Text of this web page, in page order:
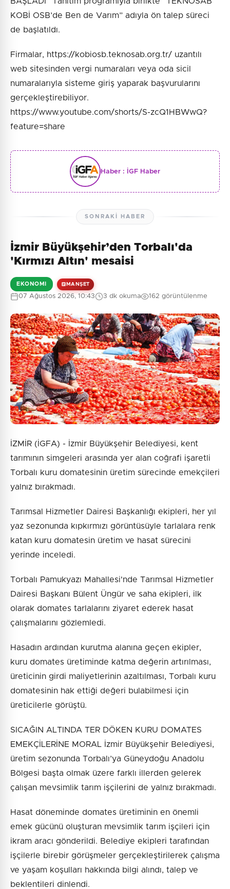
KOBİ OSB’de Ben de Varım” adıyla ön talep süreci
de başlatıldı.
Firmalar, https://kobiosb.teknosab.org.tr/ uzantılı
web sitesinden vergi numaraları veya oda sicil
numaralarıyla sisteme giriş yaparak başvurularını
gerçekleştirebiliyor.
https://www.youtube.com/shorts/S-zcQ1HBWwQ?
feature=share
Haber : İGF Haber
SONRAKI HABER
İzmir Büyükşehir’den Torbalı'da
'Kırmızı Altın' mesaisi
EKONOMI MANŞET
07 Ağustos 2026, 10:43 3 dk okuma 162 görüntülenme
İZMİR (İGFA) - İzmir Büyükşehir Belediyesi, kent
tarımının simgeleri arasında yer alan coğrafi işaretli
Torbalı kuru domatesinin üretim sürecinde emekçileri
yalnız bırakmadı.
Tarımsal Hizmetler Dairesi Başkanlığı ekipleri, her yıl
yaz sezonunda kıpkırmızı görüntüsüyle tarlalara renk
katan kuru domatesin üretim ve hasat sürecini
yerinde inceledi.
Torbalı Pamukyazı Mahallesi'nde Tarımsal Hizmetler
Dairesi Başkanı Bülent Üngür ve saha ekipleri, ilk
olarak domates tarlalarını ziyaret ederek hasat
çalışmalarını gözlemledi.
Hasadın ardından kurutma alanına geçen ekipler,
kuru domates üretiminde katma değerin artırılması,
üreticinin girdi maliyetlerinin azaltılması, Torbalı kuru
domatesinin hak ettiği değeri bulabilmesi için
üreticilerle görüştü.
SICAĞIN ALTINDA TER DÖKEN KURU DOMATES
EMEKÇİLERİNE MORAL İzmir Büyükşehir Belediyesi,
üretim sezonunda Torbalı’ya Güneydoğu Anadolu
Bölgesi başta olmak üzere farklı illerden gelerek
çalışan mevsimlik tarım işçilerini de yalnız bırakmadı.
Hasat döneminde domates üretiminin en önemli
emek gücünü oluşturan mevsimlik tarım işçileri için
ikram aracı gönderildi. Belediye ekipleri tarafından
işçilerle birebir görüşmeler gerçekleştirilerek çalışma
ve yaşam koşulları hakkında bilgi alındı, talep ve
beklentileri dinlendi.